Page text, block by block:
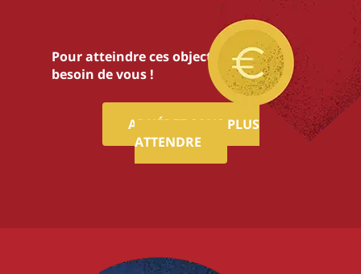
Pour atteindre ces objectifs,nous avons
besoin de vous !
ADHÉREZ SANS PLUS
ATTENDRE